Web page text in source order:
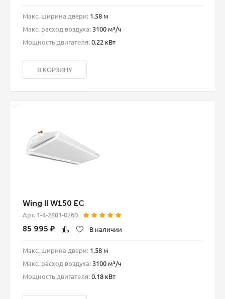
Макс. ширина двери: 1.58 м
Макс. расход воздуха: 3100 м³/ч
Мощность двигателя:0.22 кВт
В КОРЗИНУ
Wing II W150 EC
Арт. 1-4-2801-0260
85 995 ₽ В наличии
Макс. ширина двери: 1.58 м
Макс. расход воздуха: 3100 м³/ч
Мощность двигателя:0.18 кВт